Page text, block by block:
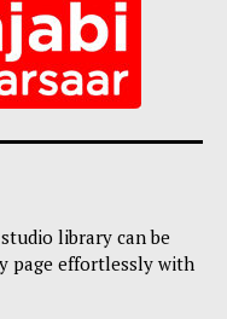
library can be
page effortlessly with